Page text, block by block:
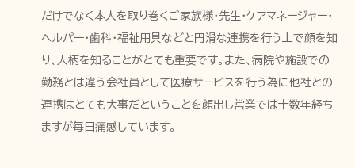
だけでなく本人を取り巻くご家族様・先生・ケアマネージャー・
ヘルパー・歯科・福祉用具などと円滑な連携を行う上で顔を知
り、人柄を知ることがとても重要です。また、病院や施設での
勤務とは違う会社員として医療サービスを行う為に他社との
連携はとても大事だということを顔出し営業では十数年経ち
ますが毎日痛感しています。